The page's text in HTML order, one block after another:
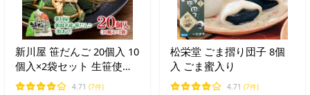
新川屋 笹だんご 20個入 10
個入×2袋セット 生笹使用
笹団子 新潟 土産 スイーツ
4.71 (7件)
松栄堂 ごま摺り団子 8個
入 ごま蜜入り
4.71 (7件)